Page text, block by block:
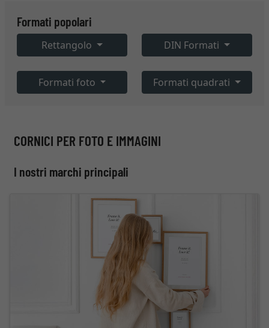
Formati popolari
Rettangolo DIN Formati
Formati foto Formati quadrati
CORNICI PER FOTO E IMMAGINI
I nostri marchi principali